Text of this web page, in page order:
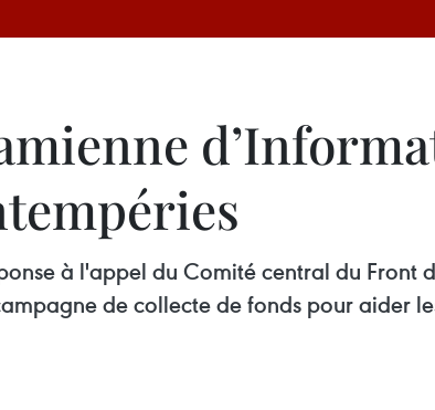
à l'appel du Comité central du Front
de collecte de fonds pour aider